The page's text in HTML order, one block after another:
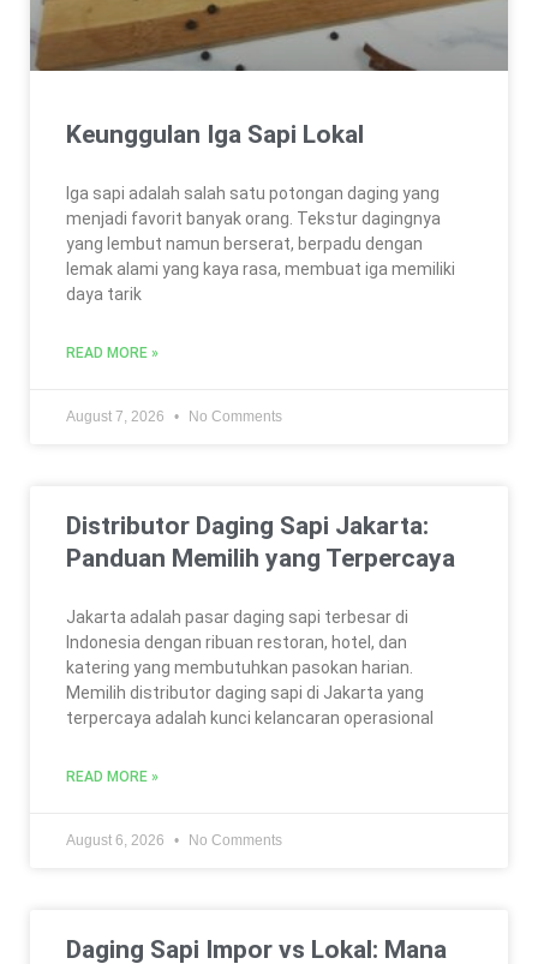
Keunggulan Iga Sapi Lokal
Iga sapi adalah salah satu potongan daging yang
menjadi favorit banyak orang. Tekstur dagingnya
yang lembut namun berserat, berpadu dengan
lemak alami yang kaya rasa, membuat iga memiliki
daya tarik
READ MORE »
August 7, 2026 No Comments
Distributor Daging Sapi Jakarta:
Panduan Memilih yang Terpercaya
Jakarta adalah pasar daging sapi terbesar di
Indonesia dengan ribuan restoran, hotel, dan
katering yang membutuhkan pasokan harian.
Memilih distributor daging sapi di Jakarta yang
terpercaya adalah kunci kelancaran operasional
READ MORE »
August 6, 2026 No Comments
Daging Sapi Impor vs Lokal: Mana